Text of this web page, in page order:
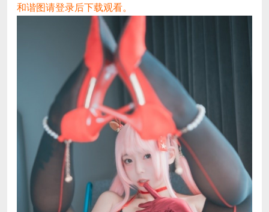
和谐图请登录后下载观看。